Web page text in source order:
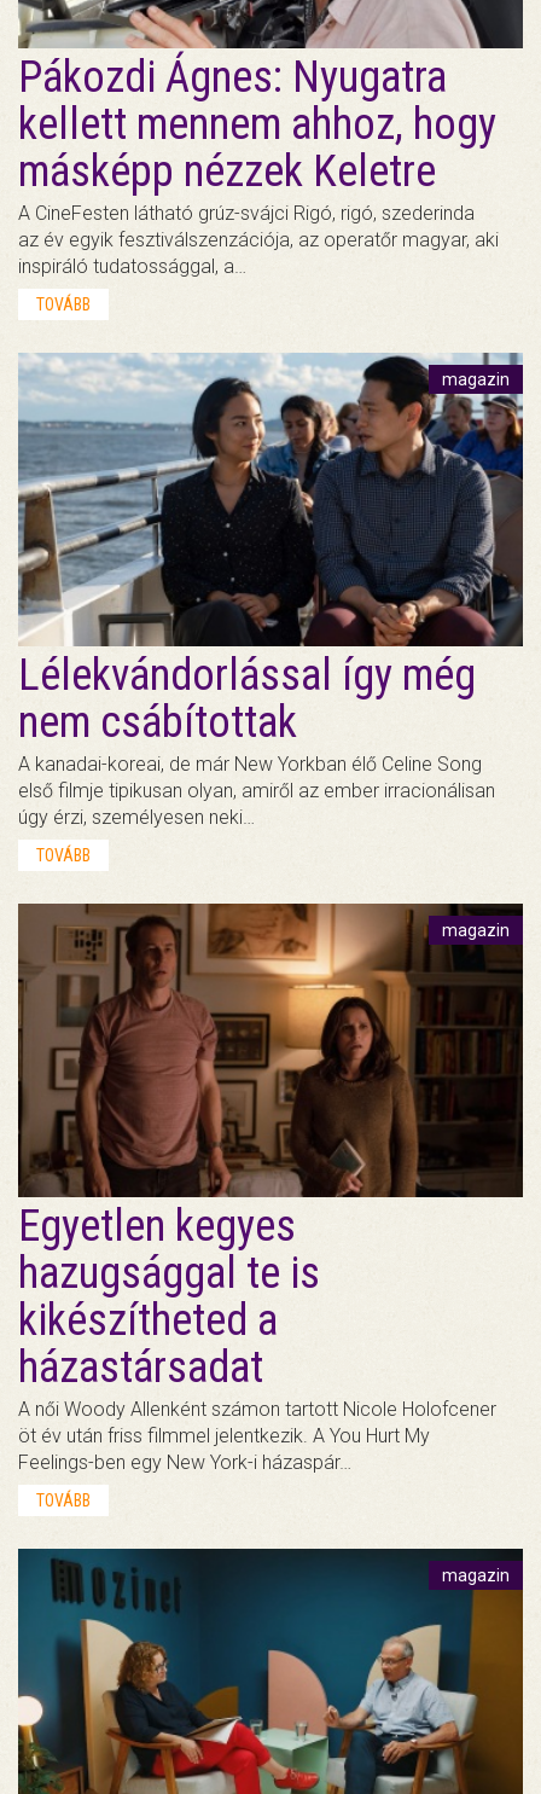
Pákozdi Ágnes: Nyugatra
kellett mennem ahhoz, hogy
másképp nézzek Keletre
A CineFesten látható grúz-svájci Rigó, rigó, szederinda
az év egyik fesztiválszenzációja, az operatőr magyar, aki
inspiráló tudatossággal, a…
TOVÁBB
magazin
Lélekvándorlással így még
nem csábítottak
A kanadai-koreai, de már New Yorkban élő Celine Song
első filmje tipikusan olyan, amiről az ember irracionálisan
úgy érzi, személyesen neki…
TOVÁBB
magazin
Egyetlen kegyes
hazugsággal te is
kikészítheted a
házastársadat
A női Woody Allenként számon tartott Nicole Holofcener
öt év után friss filmmel jelentkezik. A You Hurt My
Feelings-ben egy New York-i házaspár…
TOVÁBB
magazin